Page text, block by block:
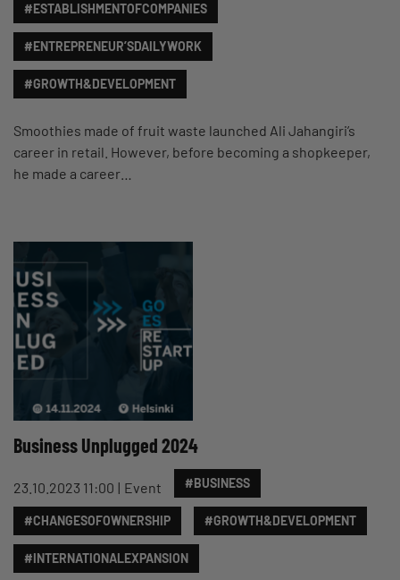
#ESTABLISHMENTOFCOMPANIES
#ENTREPRENEUR’SDAILYWORK
#GROWTH&DEVELOPMENT
Smoothies made of fruit waste launched Ali Jahangiri’s
career in retail. However, before becoming a shopkeeper,
he made a career…
Business Unplugged 2024
23.10.2023 11:00 Event #BUSINESS
#CHANGESOFOWNERSHIP #GROWTH&DEVELOPMENT
#INTERNATIONALEXPANSION